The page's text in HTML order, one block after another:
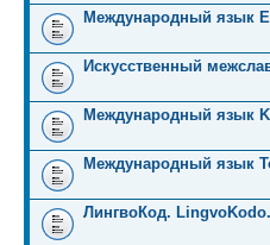
Международный язык
Искусственный
Международный язык
Международный язык
ЛингвоКод.